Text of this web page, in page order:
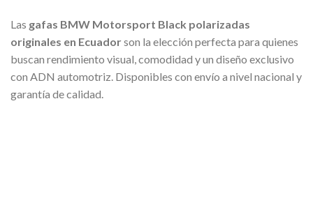
Las gafas BMW Motorsport Black polarizadas
originales en Ecuadorson la elección perfecta para quienes
buscan rendimiento visual, comodidad y un diseño exclusivo
con ADN automotriz. Disponibles con envío a nivel nacional y
garantía de calidad.